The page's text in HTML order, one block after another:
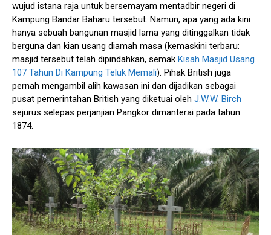
wujud istana raja untuk bersemayam mentadbir negeri di
Kampung Bandar Baharu tersebut. Namun, apa yang ada kini
hanya sebuah bangunan masjid lama yang ditinggalkan tidak
berguna dan kian usang diamah masa (kemaskini terbaru:
masjid tersebut telah dipindahkan, semak Kisah Masjid Usang
107 Tahun Di Kampung Teluk Memali). Pihak British juga
pernah mengambil alih kawasan ini dan dijadikan sebagai
pusat pemerintahan British yang diketuai oleh J.W.W. Birch
sejurus selepas perjanjian Pangkor dimanterai pada tahun
1874.